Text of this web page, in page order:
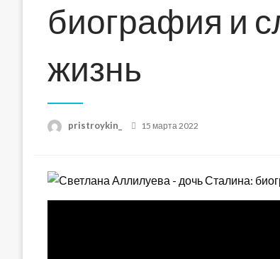
биография и
жизнь
pristroykin_
Posted
15 марта 2022